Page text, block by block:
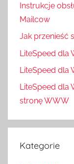
Instrukcje
Mailcow
Jak przenieść
LiteSpeed dla
LiteSpeed dla
LiteSpeed dla
stronę WWW
Kategorie